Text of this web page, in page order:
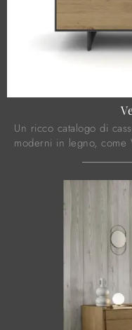
Un ricco catalogo di
moderni in legno, come